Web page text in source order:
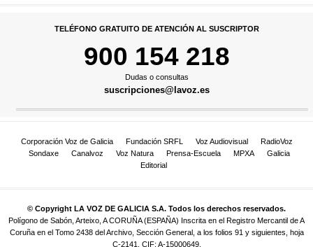
TELÉFONO GRATUITO DE ATENCIÓN AL SUSCRIPTOR
900 154 218
Dudas o consultas
suscripciones@lavoz.es
Corporación Voz de Galicia Fundación SRFL Voz Audiovisual
RadioVoz
Sondaxe
Canalvoz Voz Natura Prensa-Escuela MPXA
Galicia
Editorial
© Copyright LA VOZ DE GALICIA S.A. Todos los derechos reservados.
Polígono de Sabón, Arteixo, A CORUÑA (ESPAÑA) Inscrita en el Registro Mercantil de A
Coruña en el Tomo 2438 del Archivo, Sección General, a los folios 91 y siguientes, hoja
C-2141. CIF: A-15000649.